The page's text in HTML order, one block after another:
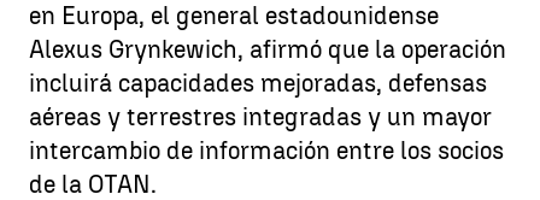
en Europa, el general estadounidense
Alexus Grynkewich, afirmó que la operación
incluirá capacidades mejoradas, defensas
aéreas y terrestres integradas y un mayor
intercambio de información entre los socios
de la OTAN.